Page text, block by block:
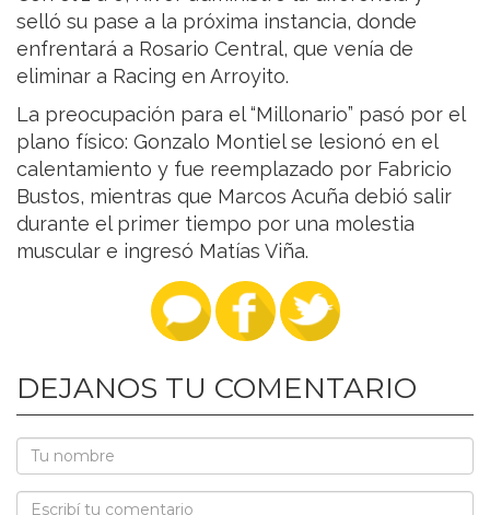
selló su pase a la próxima instancia, donde
enfrentará a Rosario Central, que venía de
eliminar a Racing en Arroyito.
La preocupación para el “Millonario” pasó por el
plano físico: Gonzalo Montiel se lesionó en el
calentamiento y fue reemplazado por Fabricio
Bustos, mientras que Marcos Acuña debió salir
durante el primer tiempo por una molestia
muscular e ingresó Matías Viña.
DEJANOS TU COMENTARIO